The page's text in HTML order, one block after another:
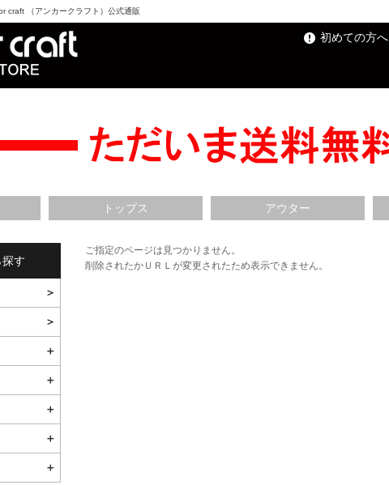
craft （アンカークラフト）公式通販
初めての方へ
トップス アウター
ご指定のページは見つかりません。
削除されたかＵＲＬが変更されたため表示できません。
す